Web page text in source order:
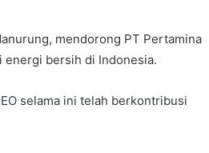
mendorong PT Pertamina
energi bersih di Indonesia.
selama ini telah berkontribusi